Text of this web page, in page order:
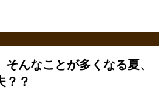
そんなことが多くなる夏、
？？